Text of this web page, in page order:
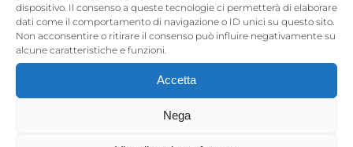
dispositivo. Il consenso a queste tecnologie ci permetterà di elaborare
dati come il comportamento di navigazione o ID unici su questo sito.
Non acconsentire o ritirare il consenso può influire negativamente su
alcune caratteristiche e funzioni.
Accetta
Nega